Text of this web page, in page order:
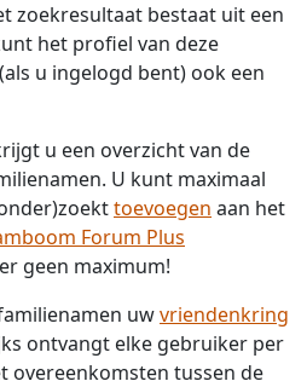
zoekresultaat bestaat uit een
het profiel van deze
u ingelogd bent) ook een
u een overzicht van de
U kunt maximaal
toevoegen aan het
Forum Plus
geen maximum!
uwvriendenkring
ontvangt elke gebruiker per
overeenkomsten tussen de